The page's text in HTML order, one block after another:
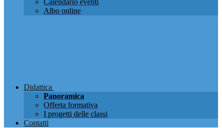
Calendario eventi
Albo online
Didattica
Panoramica
Offerta formativa
I progetti delle classi
Contatti